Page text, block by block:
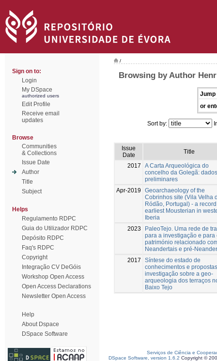
Sign on to:
Login
My DSpace
authorized users
Edit Profile
Receive email
updates
Browse
Communities
& Collections
Issue Date
Author
Title
Subject
Helps
Regulamento RDPC
Guia do Utilizador RDPC
Depósito RDPC
Faq's RDPC
Copyright
Integração CV DeGóis
Workshop Open Access
Open Access Declarations
Newsletter Open Access
Help
About Dspace
DSpace Software
/
Browsing by Author
Jump
or
Sort by:
Issue
Date
Title
2017
A Carta Arqueológica do
concelho da Golegã: dados
preliminares
Apr-2019
Geoarchaeology of the
Cobrinhos site (Vila Velha
Ródão, Portugal) - a
earliest Mousterian in
Iberia
2023
PaleoTejo. Uma rede de
para a investigação e para
património relacionado
Neandertais e pré-
2017
Síntese do estado de
conhecimentos e
investigação sobre a geo-
arqueologia dos terraços
Baixo Tejo
Serviços de Ciência e
DSpace Software, version 1.6.2 Copyright ©